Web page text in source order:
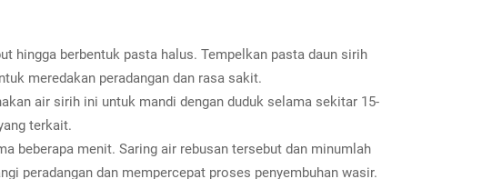
hingga berbentuk pasta halus. Tempelkan pasta daun sirih
meredakan peradangan dan rasa sakit.
air sirih ini untuk mandi dengan duduk selama sekitar 15-
terkait.
beberapa menit. Saring air rebusan tersebut dan minumlah
peradangan dan mempercepat proses penyembuhan wasir.